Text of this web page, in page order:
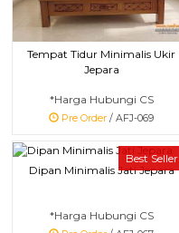
Tempat Tidur Minimalis Ukir
Jepara
*Harga Hubungi CS
Pre Order / AFJ-069
Best Seller
Dipan Minimalis Jati Jepara
*Harga Hubungi CS